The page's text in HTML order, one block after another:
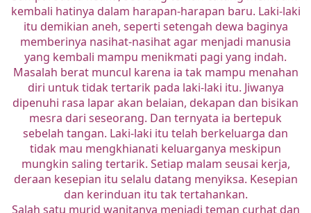
kembali hatinya dalam harapan-harapan baru. Laki-laki
itu demikian aneh, seperti setengah dewa baginya
memberinya nasihat-nasihat agar menjadi manusia
yang kembali mampu menikmati pagi yang indah.
Masalah berat muncul karena ia tak mampu menahan
diri untuk tidak tertarik pada laki-laki itu. Jiwanya
dipenuhi rasa lapar akan belaian, dekapan dan bisikan
mesra dari seseorang. Dan ternyata ia bertepuk
sebelah tangan. Laki-laki itu telah berkeluarga dan
tidak mau mengkhianati keluarganya meskipun
mungkin saling tertarik. Setiap malam seusai kerja,
deraan kesepian itu selalu datang menyiksa. Kesepian
dan kerinduan itu tak tertahankan.
Salah satu murid wanitanya menjadi teman curhat dan